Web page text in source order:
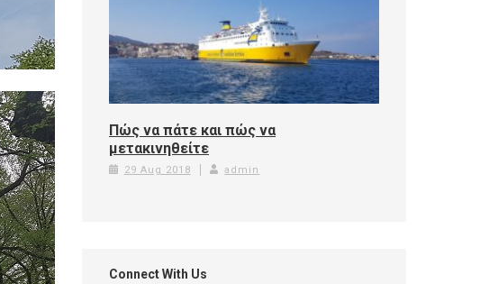
Πώς να πάτε και πώς να
μετακινηθείτε
29 Aug 2018 admin
Connect With Us